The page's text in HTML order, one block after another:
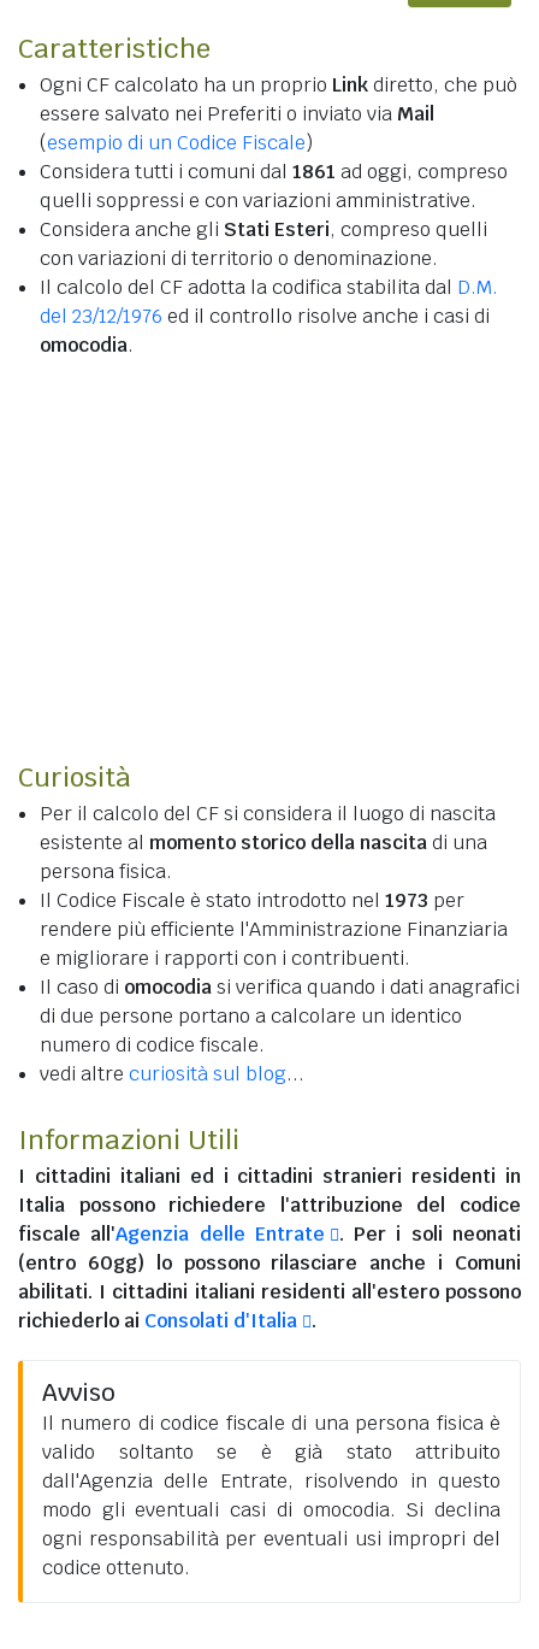
Caratteristiche
Ogni CF calcolato ha un proprio Linkdiretto, che può
essere salvato nei Preferiti o inviato via Mail
(esempio di un Codice Fiscale)
Considera tutti i comuni dal 1861 ad oggi, compreso
quelli soppressi e con variazioni amministrative.
Considera anche gli Stati Esteri, compreso quelli
con variazioni di territorio o denominazione.
Il calcolo del CF adotta la codifica stabilita dal D.M.
del 23/12/1976 ed il controllo risolve anche i casi di
omocodia.
Curiosità
Per il calcolo del CF si considera il luogo di nascita
esistente al momento storico della nascitadi una
persona fisica.
Il Codice Fiscale è stato introdotto nel 1973 per
rendere più efficiente l'Amministrazione Finanziaria
e migliorare i rapporti con i contribuenti.
Il caso di omocodiasi verifica quando i dati anagrafici
di due persone portano a calcolare un identico
numero di codice fiscale.
vedi altre curiosità sul blog...
Informazioni Utili
I cittadini italiani ed i cittadini stranieri residenti in
Italia possono richiedere l'attribuzione del codice
fiscale all'Agenzia delle Entrate
. Per i soli neonati
(entro 60gg) lo possono rilasciare anche i Comuni
abilitati. I cittadini italiani residenti all'esteropossono
richiederlo ai Consolati d'Italia .
Avviso
Il numero di codice fiscale di una persona fisica è
valido soltanto se è già stato attribuito
dall'Agenzia delle Entrate, risolvendo in questo
modo gli eventuali casi di omocodia. Si declina
ogni responsabilità per eventuali usi impropri del
codice ottenuto.